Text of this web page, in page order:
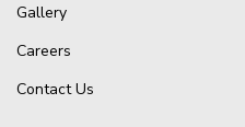
Gallery
Careers
Contact Us